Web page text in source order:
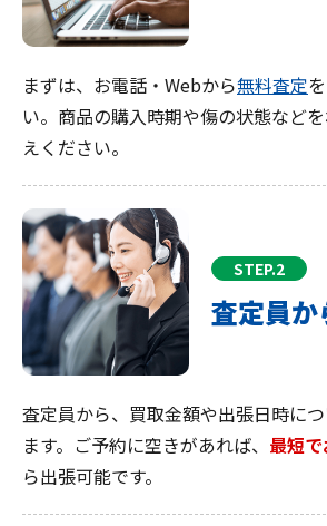
まずは、お電話・Webから無料査定
い。商品の購入時期や傷の状態など
えください。
STEP.2
査定員か
査定員から、買取金額や出張日時に
ます。ご予約に空きがあれば、 最短
ら出張可能です。